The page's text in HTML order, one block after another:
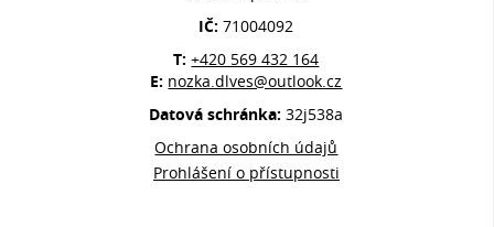
IČ:71004092
T:+420 569 432 164
E: nozka.dlves@outlook.cz
Datová schránka:32j538a
Ochrana osobních údajů
Prohlášení o přístupnosti